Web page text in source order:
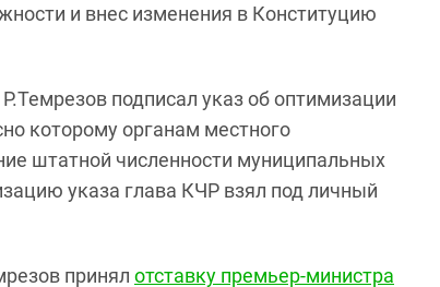
и внес изменения в Конституцию
подписал указ об оптимизации
которому органам местного
штатной численности муниципальных
указа глава КЧР взял под личный
принял отставку премьер-министра